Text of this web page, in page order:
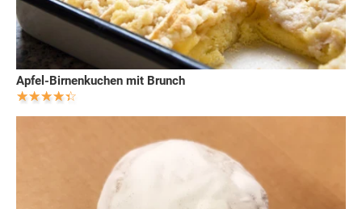
Apfel-Birnenkuchen mit Brunch